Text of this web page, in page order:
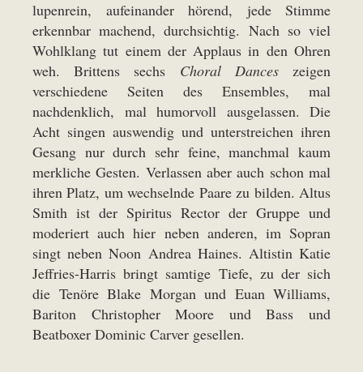
lupenrein, aufeinander hörend, jede Stimme
erkennbar machend, durchsichtig. Nach so viel
Wohlklang tut einem der Applaus in den Ohren
weh. Brittens sechs Choral Danceszeigen
verschiedene Seiten des Ensembles, mal
nachdenklich, mal humorvoll ausgelassen. Die
Acht singen auswendig und unterstreichen ihren
Gesang nur durch sehr feine, manchmal kaum
merkliche Gesten. Verlassen aber auch schon mal
ihren Platz, um wechselnde Paare zu bilden. Altus
Smith ist der Spiritus Rector der Gruppe und
moderiert auch hier neben anderen, im Sopran
singt neben Noon Andrea Haines. Altistin Katie
Jeffries-Harris bringt samtige Tiefe, zu der sich
die Tenöre Blake Morgan und Euan Williams,
Bariton Christopher Moore und Bass und
Beatboxer Dominic Carver gesellen.